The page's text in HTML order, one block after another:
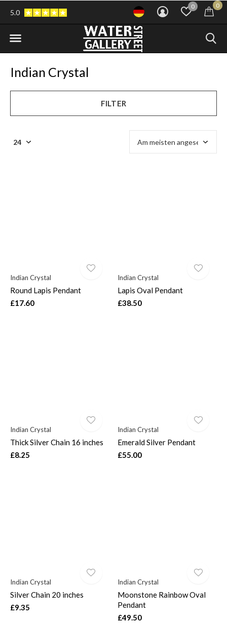
0 0
5.0
Indian Crystal
FILTER
Indian Crystal
Round Lapis Pendant
£17.60
Indian Crystal
Lapis Oval Pendant
£38.50
Indian Crystal
Thick Silver Chain 16 inches
£8.25
Indian Crystal
Emerald Silver Pendant
£55.00
Indian Crystal
Silver Chain 20 inches
£9.35
Indian Crystal
Moonstone Rainbow Oval
Pendant
£49.50